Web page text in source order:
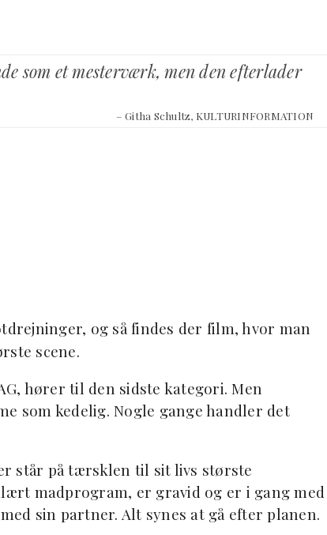
som et mesterværk, men den efterlader
– Githa Schultz, KULTURINFORMATION
og så findes der film, hvor man
scene.
hører til den sidste kategori. Men
som kedelig. Nogle gange handler det
står på tærsklen til sit livs største
madprogram, er gravid og er i gang med
sin partner. Alt synes at gå efter planen.